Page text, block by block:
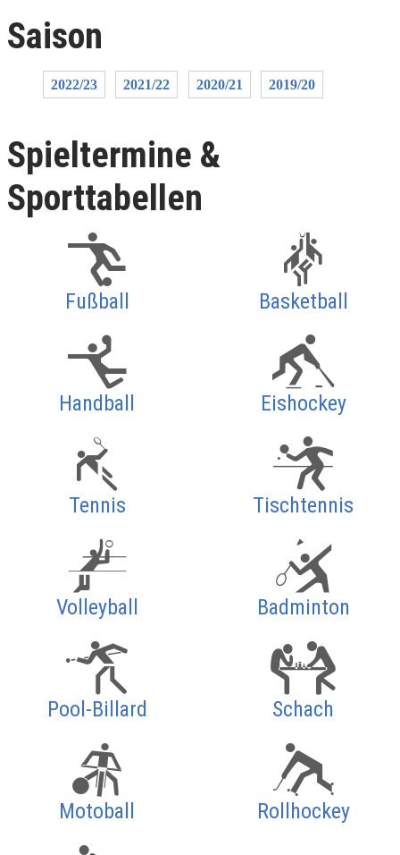
Saison
2022/23 2021/22 2020/21 2019/20
Spieltermine &
Sporttabellen
Fußball Basketball
Handball Eishockey
Tennis Tischtennis
Volleyball Badminton
Pool-Billard Schach
Motoball Rollhockey